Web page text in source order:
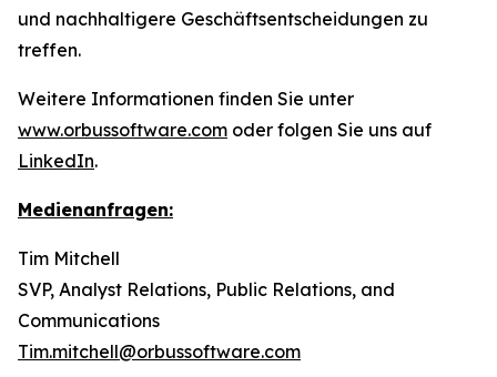
und nachhaltigere Geschäftsentscheidungen zu
treffen.
Weitere Informationen finden Sie unter
www.orbussoftware.com oder folgen Sie uns auf
LinkedIn.
Medienanfragen:
Tim Mitchell
SVP, Analyst Relations, Public Relations, and
Communications
Tim.mitchell@orbussoftware.com